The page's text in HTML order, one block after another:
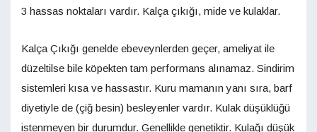
3 hassas noktaları vardır. Kalça çıkığı, mide ve kulaklar.
Kalça Çıkığı genelde ebeveynlerden geçer, ameliyat ile
düzeltilse bile köpekten tam performans alınamaz. Sindirim
sistemleri kısa ve hassastır. Kuru mamanın yanı sıra, barf
diyetiyle de (çiğ besin) besleyenler vardır. Kulak düşüklüğü
istenmeyen bir durumdur. Genellikle genetiktir. Kulağı düşük